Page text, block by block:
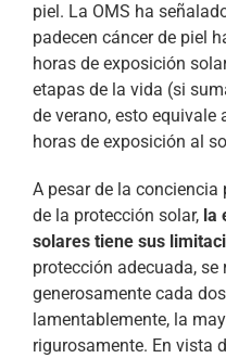
piel. La OMS ha
padecen cáncer de piel
horas de exposición
etapas de la vida (si
de verano, esto
horas de exposición al
A pesar de la
de la protección solar, la
solares tiene sus
protección adecuada,
generosamente cada
lamentablemente, la
rigurosamente. En vista